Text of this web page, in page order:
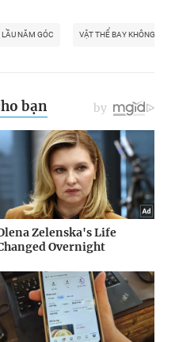
LẦU NĂM GÓC VẬT THỂ BAY KHÔNG